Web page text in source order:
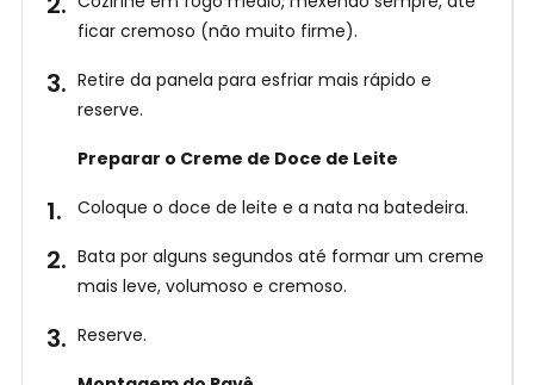
ficar cremoso (não muito firme).
Retire da panela para esfriar mais rápido e
reserve.
Preparar o Creme de Doce de Leite
Coloque o doce de leite e a nata na batedeira.
Bata por alguns segundos até formar um creme
mais leve, volumoso e cremoso.
Reserve.